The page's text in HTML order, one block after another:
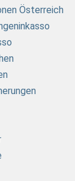
Österreich